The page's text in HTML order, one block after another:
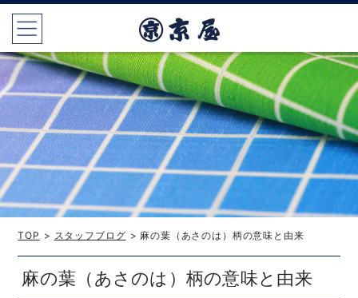
TOP > スタッフブログ > 麻の葉（あさのは）柄の意味と由来
麻の葉（あさのは）柄の意味と由来